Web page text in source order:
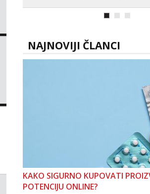
NAJNOVIJI ČLANCI
KAKO SIGURNO KUPOVATI
POTENCIJU ONLINE?